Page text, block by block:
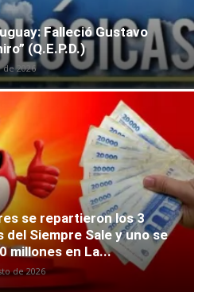
Falleció Gustavo
(Q.E.P.D.)
de 2026
se repartieron los 3
del Siempre Sale y uno se
millones en La...
de 2026